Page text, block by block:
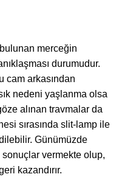
merceğin
durumudur.
cam arkasından
nedeni yaşlanma olsa
alınan travmalar da
sırasında slit-lamp ile
Günümüzde
sonuçlar vermekte olup,
kazandırır.